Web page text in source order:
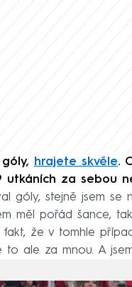
hrajete skvěle.
utkáních za sebou
góly, stejně jsem
měl pořád šance,
fakt, že v tomhle
to ale za mnou. A